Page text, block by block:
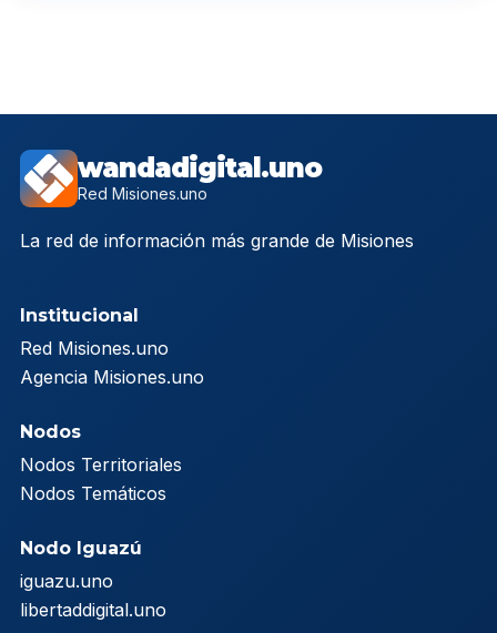
wandadigital.uno
Red Misiones.uno
La red de información más grande de Misiones
Institucional
Red Misiones.uno
Agencia Misiones.uno
Nodos
Nodos Territoriales
Nodos Temáticos
Nodo Iguazú
iguazu.uno
libertaddigital.uno